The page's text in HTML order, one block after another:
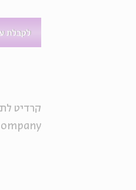
קרדיט